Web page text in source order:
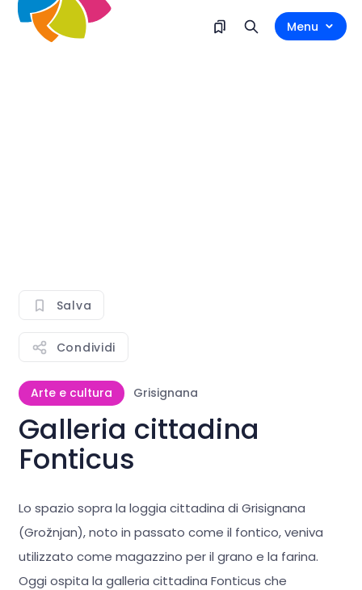
Menu
Salva
Condividi
Arte e cultura Grisignana
Galleria cittadina
Fonticus
Lo spazio sopra la loggia cittadina di Grisignana
(Grožnjan), noto in passato come il fontico, veniva
utilizzato come magazzino per il grano e la farina.
Oggi ospita la galleria cittadina Fonticus che